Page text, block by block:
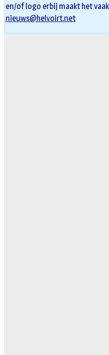
en/of logo erbij maakt het
nieuws@helvoirt.net